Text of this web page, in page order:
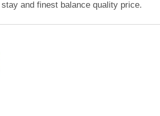
and finest balance quality price.